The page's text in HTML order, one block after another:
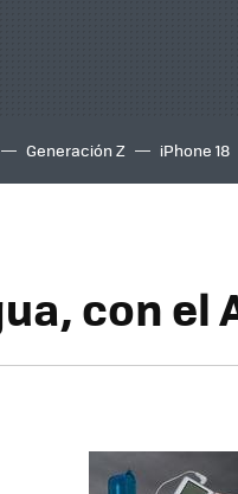
Generación Z iPhone 18
con el